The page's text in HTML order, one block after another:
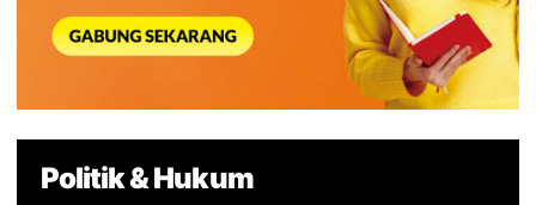
Politik & Hukum